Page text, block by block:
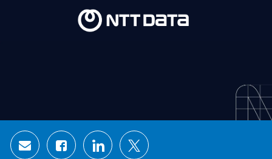
Share via email
Share via Facebook
Share via LinkedIn
Share via twitter